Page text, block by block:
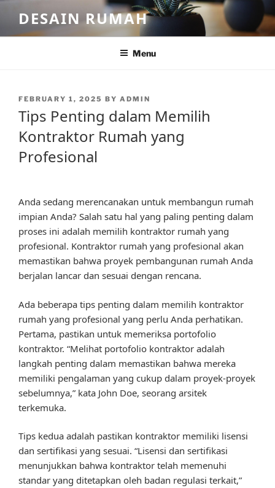
content
DESAIN RUMAH
Menu
POSTED
ON
FEBRUARY 1, 2025 BY ADMIN
Tips Penting dalam Memilih
Kontraktor Rumah yang
Profesional
Anda sedang merencanakan untuk membangun rumah
impian Anda? Salah satu hal yang paling penting dalam
proses ini adalah memilih kontraktor rumah yang
profesional. Kontraktor rumah yang profesional akan
memastikan bahwa proyek pembangunan rumah Anda
berjalan lancar dan sesuai dengan rencana.
Ada beberapa tips penting dalam memilih kontraktor
rumah yang profesional yang perlu Anda perhatikan.
Pertama, pastikan untuk memeriksa portofolio
kontraktor. “Melihat portofolio kontraktor adalah
langkah penting dalam memastikan bahwa mereka
memiliki pengalaman yang cukup dalam proyek-proyek
sebelumnya,” kata John Doe, seorang arsitek
terkemuka.
Tips kedua adalah pastikan kontraktor memiliki lisensi
dan sertifikasi yang sesuai. “Lisensi dan sertifikasi
menunjukkan bahwa kontraktor telah memenuhi
standar yang ditetapkan oleh badan regulasi terkait,”